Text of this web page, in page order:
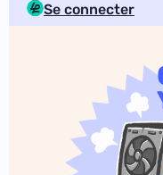
Se connecter